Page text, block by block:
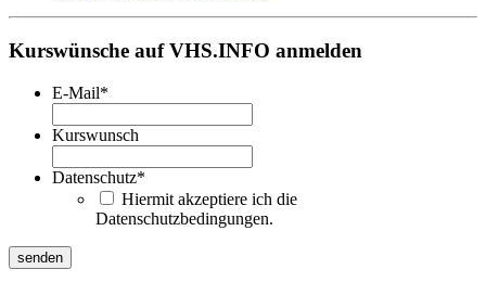
Kurswünsche auf VHS.INFO anmelden
E-Mail*
Kurswunsch
Datenschutz*
Hiermit akzeptiere ich die
Datenschutzbedingungen.